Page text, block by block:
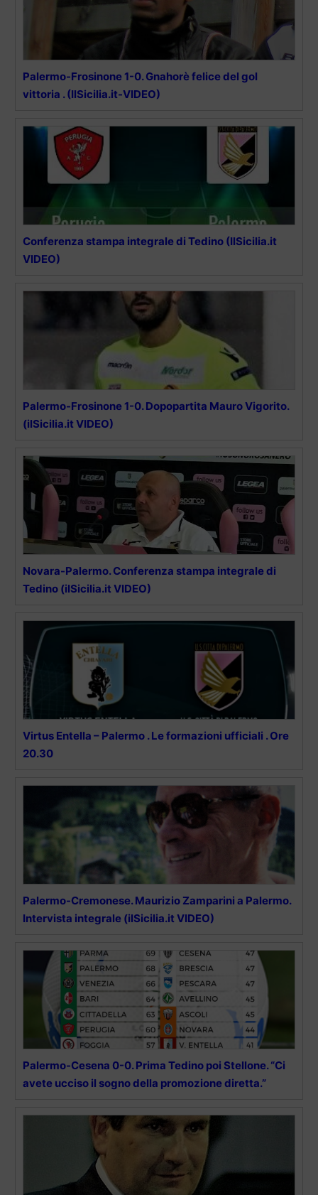
Palermo-Frosinone 1-0. Gnahorè felice del gol
vittoria . (IlSicilia.it-VIDEO)
Conferenza stampa integrale di Tedino (IlSicilia.it
VIDEO)
Palermo-Frosinone 1-0. Dopopartita Mauro Vigorito.
(ilSicilia.it VIDEO)
Novara-Palermo. Conferenza stampa integrale di
Tedino (ilSicilia.it VIDEO)
Virtus Entella – Palermo . Le formazioni ufficiali . Ore
20.30
Palermo-Cremonese. Maurizio Zamparini a Palermo.
Intervista integrale (ilSicilia.it VIDEO)
Palermo-Cesena 0-0. Prima Tedino poi Stellone. “Ci
avete ucciso il sogno della promozione diretta.”